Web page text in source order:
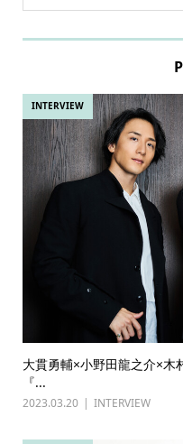
INTERVIEW
大貫勇輔×小野田龍之介×
『...
2023.03.20 INTERVIEW